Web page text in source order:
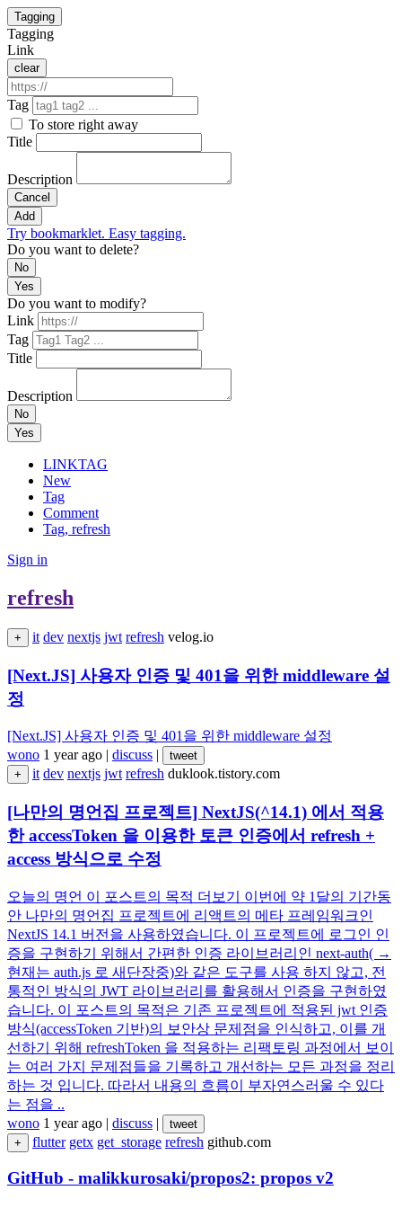
Tagging
Tagging
Link
clear
Tag
To store right away
Title
Description
Cancel
Add
Try bookmarklet. Easy tagging.
Do you want to delete?
No
Yes
Do you want to modify?
Link
Tag
Title
Description
No
Yes
LINKTAG
New
Tag
Comment
Tag, refresh
Sign in
refresh
+ it dev nextjs jwt refresh velog.io
[Next.JS] 사용자 인증 및 401을 위한 middleware 설
정
[Next.JS] 사용자 인증 및 401을 위한 middleware 설정
wono 1 year ago | discuss |
tweet
+
it dev nextjs jwt refresh duklook.tistory.com
[나만의 명언집 프로젝트] NextJS(^14.1) 에서 적용
한 accessToken 을 이용한 토큰 인증에서 refresh +
access 방식으로 수정
오늘의 명언 이 포스트의 목적 더보기 이번에 약 1달의 기간동
안 나만의 명언집 프로젝트에 리액트의 메타 프레임워크인
NextJS 14.1 버전을 사용하였습니다. 이 프로젝트에 로그인 인
증을 구현하기 위해서 간편한 인증 라이브러리인 next-auth( →
현재는 auth.js 로 새단장중)와 같은 도구를 사용 하지 않고, 전
통적인 방식의 JWT 라이브러리를 활용해서 인증을 구현하였
습니다. 이 포스트의 목적은 기존 프로젝트에 적용된 jwt 인증
방식(accessToken 기반)의 보안상 문제점을 인식하고, 이를 개
선하기 위해 refreshToken 을 적용하는 리팩토링 과정에서 보이
는 여러 가지 문제점들을 기록하고 개선하는 모든 과정을 정리
하는 것 입니다. 따라서 내용의 흐름이 부자연스러울 수 있다
는 점을 ..
wono 1 year ago | discuss |
tweet
+
flutter getx get_storage refresh github.com
GitHub - malikkurosaki/propos2: propos v2